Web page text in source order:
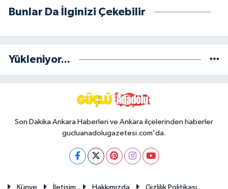
Bunlar Da İlginizi Çekebilir
Yükleniyor...
Son Dakika Ankara Haberleri ve Ankara ilçelerinden haberler
gucluanadolugazetesi.com'da.
Künye İletişim Hakkımızda Gizlilik Politikası